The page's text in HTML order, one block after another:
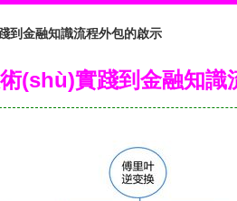
到金融知識流程外包的啟示
(shù)實踐到金融知識